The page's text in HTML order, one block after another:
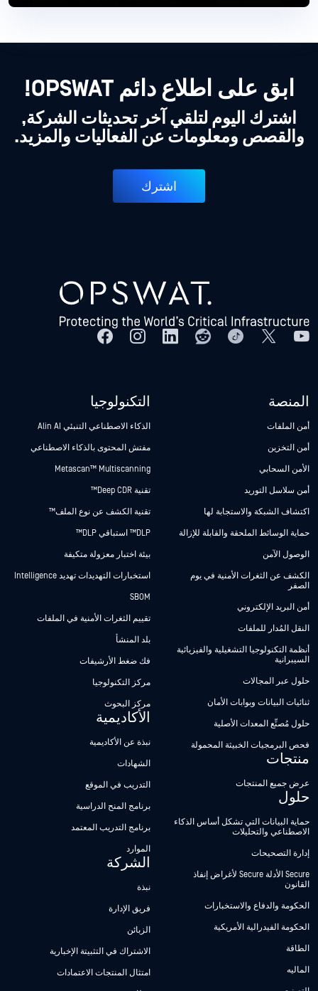
اقرأ أكثر
ابق على اطلاع دائم OPSWAT!
اشترك اليوم لتلقي آخر تحديثات الشركة,
والقصص ومعلومات عن الفعاليات والمزيد.
اشترك
المنصة
أمن الملفات
أمن التخزين
الأمن السحابي
أمن سلاسل التوريد
اكتشاف الشبكة والاستجابة لها
حماية الوسائط الملحقة والقابلة للإزالة
الوصول الآمن
الكشف عن الثغرات الأمنية في يوم
الصفر
أمن البريد الإلكتروني
النقل المُدار للملفات
أنظمة التكنولوجيا التشغيلية والفيزيائية
السيبرانية
حلول عبر المجالات
ثنائيات البيانات وبوابات الأمان
حلول مُصنِّع المعدات الأصلية
فحص البرمجيات الخبيثة المحمولة
منتجات
عرض جميع المنتجات
حلول
حماية البيانات التي تشكل أساس الذكاء
الاصطناعي والتحليلات
إدارة التصحيحات
Secure الأدلة Secure لأغراض إنفاذ
القانون
الحكومة والدفاع والاستخبارات
الحكومة الفيدرالية الأمريكية
الطاقة
الماليه
التكنولوجيا
الذكاء الاصطناعي التنبئي Alin AI
مفتش المحتوى بالذكاء الاصطناعي
Metascan™ Multiscanning
تقنية Deep CDR™
تقنية الكشف عن نوع الملف™
DLP™ استباقي DLP™
بيئة اختبار معزولة متكيفة
استخبارات التهديدات تهديد Intelligence
SBOM
تقييم الثغرات الأمنية في الملفات
بلد المنشأ
فك ضغط الأرشيفات
مركز التكنولوجيا
مركز البحوث
الأكاديمية
نبذة عن الأكاديمية
الشهادات
التدريب في الموقع
برنامج المنح الدراسية
برنامج التدريب المعتمد
الموارد
الشركة
نبذة
فريق الإدارة
الزبائن
الاشتراك في التثبيتة الإخبارية
امتثال المنتجات الاعتمادات